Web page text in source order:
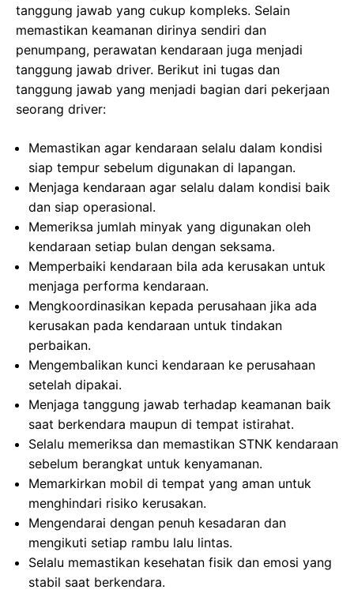
tanggung jawab yang cukup kompleks. Selain
memastikan keamanan dirinya sendiri dan
penumpang, perawatan kendaraan juga menjadi
tanggung jawab driver. Berikut ini tugas dan
tanggung jawab yang menjadi bagian dari pekerjaan
seorang driver:
Memastikan agar kendaraan selalu dalam kondisi
siap tempur sebelum digunakan di lapangan.
Menjaga kendaraan agar selalu dalam kondisi baik
dan siap operasional.
Memeriksa jumlah minyak yang digunakan oleh
kendaraan setiap bulan dengan seksama.
Memperbaiki kendaraan bila ada kerusakan untuk
menjaga performa kendaraan.
Mengkoordinasikan kepada perusahaan jika ada
kerusakan pada kendaraan untuk tindakan
perbaikan.
Mengembalikan kunci kendaraan ke perusahaan
setelah dipakai.
Menjaga tanggung jawab terhadap keamanan baik
saat berkendara maupun di tempat istirahat.
Selalu memeriksa dan memastikan STNK kendaraan
sebelum berangkat untuk kenyamanan.
Memarkirkan mobil di tempat yang aman untuk
menghindari risiko kerusakan.
Mengendarai dengan penuh kesadaran dan
mengikuti setiap rambu lalu lintas.
Selalu memastikan kesehatan fisik dan emosi yang
stabil saat berkendara.